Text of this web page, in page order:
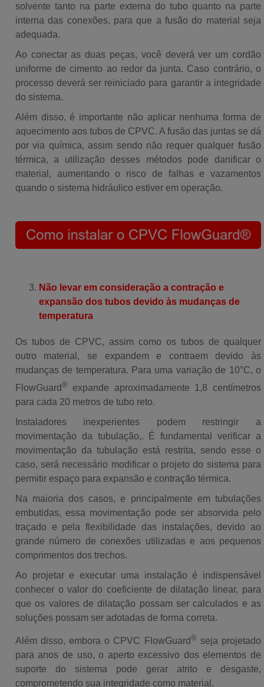
solvente tanto na parte externa do tubo quanto na parte
interna das conexões, para que a fusão do material seja
adequada.
Ao conectar as duas peças, você deverá ver um cordão
uniforme de cimento ao redor da junta. Caso contrário, o
processo deverá ser reiniciado para garantir a integridade
do sistema.
Além disso, é importante não aplicar nenhuma forma de
aquecimento aos tubos de CPVC. A fusão das juntas se dá
por via química, assim sendo não requer qualquer fusão
térmica, a utilização desses métodos pode danificar o
material, aumentando o risco de falhas e vazamentos
quando o sistema hidráulico estiver em operação.
Não levar em consideração a contração e
expansão dos tubos devido às mudanças de
temperatura
Os tubos de CPVC, assim como os tubos de qualquer
outro material, se expandem e contraem devido às
mudanças de temperatura. Para uma variação de 10°C, o
FlowGuard®expande aproximadamente 1,8 centímetros
para cada 20 metros de tubo reto.
Instaladores inexperientes podem restringir a
movimentação da tubulação,. É fundamental verificar a
movimentação da tubulação está restrita, sendo esse o
caso, será necessário modificar o projeto do sistema para
permitir espaço para expansão e contração térmica.
Na maioria dos casos, e principalmente em tubulações
embutidas, essa movimentação pode ser absorvida pelo
traçado e pela flexibilidade das instalações, devido ao
grande número de conexões utilizadas e aos pequenos
comprimentos dos trechos.
Ao projetar e executar uma instalação é indispensável
conhecer o valor do coeficiente de dilatação linear, para
que os valores de dilatação possam ser calculados e as
soluções possam ser adotadas de forma correta.
Além disso, embora o CPVC FlowGuard®seja projetado
para anos de uso, o aperto excessivo dos elementos de
suporte do sistema pode gerar atrito e desgaste,
comprometendo sua integridade como material.